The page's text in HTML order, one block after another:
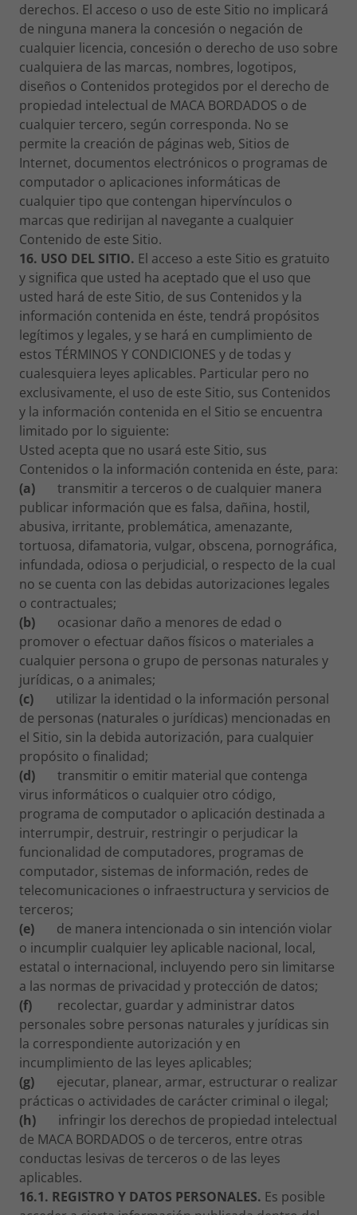
derechos. El acceso o uso de este Sitio no implicará
de ninguna manera la concesión o negación de
cualquier licencia, concesión o derecho de uso sobre
cualquiera de las marcas, nombres, logotipos,
diseños o Contenidos protegidos por el derecho de
propiedad intelectual de MACA BORDADOS o de
cualquier tercero, según corresponda. No se
permite la creación de páginas web, Sitios de
Internet, documentos electrónicos o programas de
computador o aplicaciones informáticas de
cualquier tipo que contengan hipervínculos o
marcas que redirijan al navegante a cualquier
Contenido de este Sitio.
16. USO DEL SITIO. El acceso a este Sitio es gratuito
y significa que usted ha aceptado que el uso que
usted hará de este Sitio, de sus Contenidos y la
información contenida en éste, tendrá propósitos
legítimos y legales, y se hará en cumplimiento de
estos TÉRMINOS Y CONDICIONES y de todas y
cualesquiera leyes aplicables. Particular pero no
exclusivamente, el uso de este Sitio, sus Contenidos
y la información contenida en el Sitio se encuentra
limitado por lo siguiente:
Usted acepta que no usará este Sitio, sus
Contenidos o la información contenida en éste, para:
(a) transmitir a terceros o de cualquier manera
publicar información que es falsa, dañina, hostil,
abusiva, irritante, problemática, amenazante,
tortuosa, difamatoria, vulgar, obscena, pornográfica,
infundada, odiosa o perjudicial, o respecto de la cual
no se cuenta con las debidas autorizaciones legales
o contractuales;
(b) ocasionar daño a menores de edad o
promover o efectuar daños físicos o materiales a
cualquier persona o grupo de personas naturales y
jurídicas, o a animales;
(c) utilizar la identidad o la información personal
de personas (naturales o jurídicas) mencionadas en
el Sitio, sin la debida autorización, para cualquier
propósito o finalidad;
(d) transmitir o emitir material que contenga
virus informáticos o cualquier otro código,
programa de computador o aplicación destinada a
interrumpir, destruir, restringir o perjudicar la
funcionalidad de computadores, programas de
computador, sistemas de información, redes de
telecomunicaciones o infraestructura y servicios de
terceros;
(e) de manera intencionada o sin intención violar
o incumplir cualquier ley aplicable nacional, local,
estatal o internacional, incluyendo pero sin limitarse
a las normas de privacidad y protección de datos;
(f) recolectar, guardar y administrar datos
personales sobre personas naturales y jurídicas sin
la correspondiente autorización y en
incumplimiento de las leyes aplicables;
(g) ejecutar, planear, armar, estructurar o realizar
prácticas o actividades de carácter criminal o ilegal;
(h) infringir los derechos de propiedad intelectual
de MACA BORDADOS o de terceros, entre otras
conductas lesivas de terceros o de las leyes
aplicables.
16.1. REGISTRO Y DATOS PERSONALES. Es posible